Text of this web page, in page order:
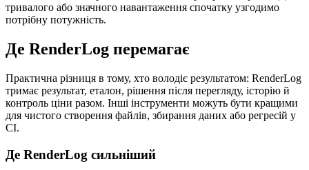
тривалого або значного навантаження спочатку узгодимо
потрібну потужність.
Де RenderLog перемагає
Практична різниця в тому, хто володіє результатом: RenderLog
тримає результат, еталон, рішення після перегляду, історію й
контроль ціни разом. Інші інструменти можуть бути кращими
для чистого створення файлів, збирання даних або регресій у
CI.
Де RenderLog сильніший